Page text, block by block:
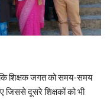
कि शिक्षक जगत को समय-समय
जिससे दूसरे शिक्षकों को भी